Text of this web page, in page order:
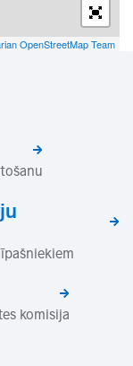
OpenStreetMap Team
komisija